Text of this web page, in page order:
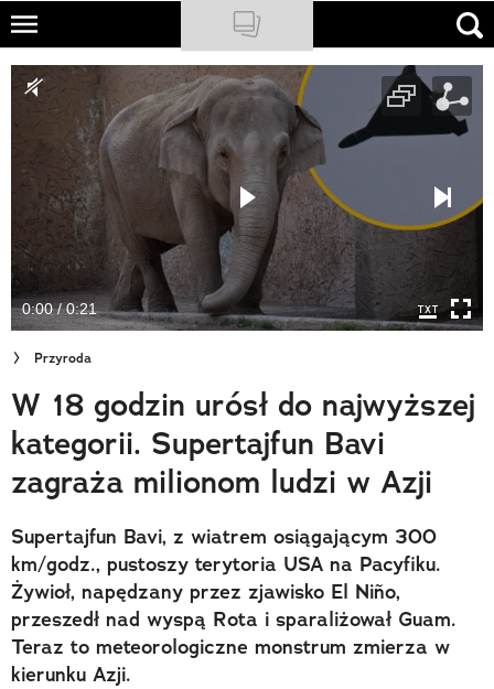
Skip
main
content
NATIONAL GEOGRAPHIC
TRAVELER
PODCASTY
Sklep
Newsletter
Cuda Polski
Wielki Konkurs Fotograficzny
Trendbook Podróżniczy
Polecane
0:00 / 0:21
Przyroda
W 18 godzin urósł do najwyższej
kategorii. Supertajfun Bavi
zagraża milionom ludzi w Azji
Supertajfun Bavi, z wiatrem osiągającym 300
km/godz., pustoszy terytoria USA na Pacyfiku.
Żywioł, napędzany przez zjawisko El Niño,
przeszedł nad wyspą Rota i sparaliżował Guam.
Teraz to meteorologiczne monstrum zmierza w
kierunku Azji.